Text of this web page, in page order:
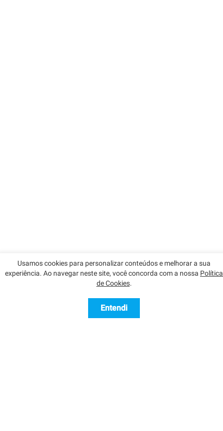
Contatar
Nossos Parceiros
Usamos cookies para personalizar conteúdos e melhorar a sua
experiência. Ao navegar neste site, você concorda com a nossa Política
de Cookies.
Entendi